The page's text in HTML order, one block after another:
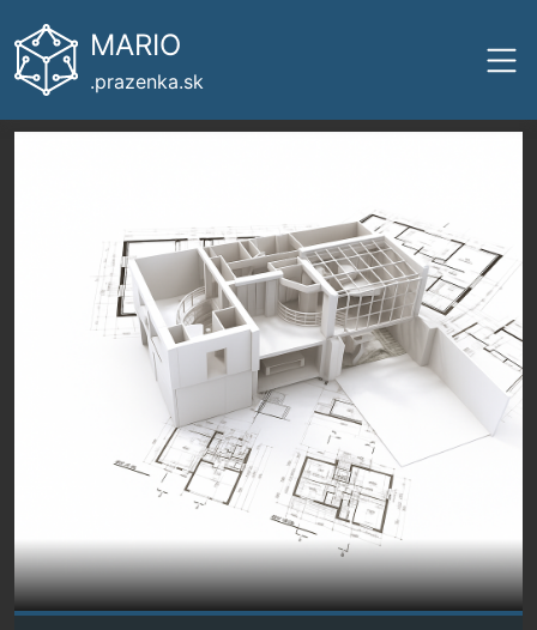
MARIO
.prazenka.sk